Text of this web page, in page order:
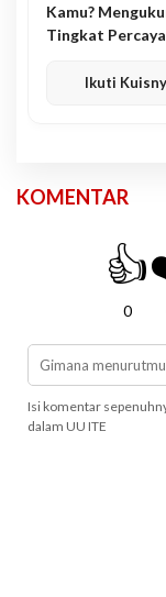
Kamu?
Tingkat
Ikuti
KOMENTAR
👍
0
Isi komentar
dalam UU ITE